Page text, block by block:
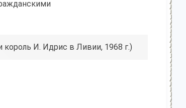
король И. Идрис в Ливии, 1968 г.)